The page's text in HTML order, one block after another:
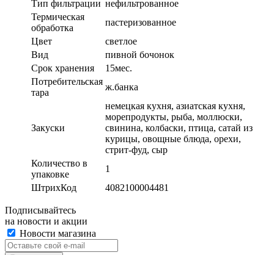
Тип фильтрации нефильтрованное
Термическая
обработка
пастеризованное
Цвет
светлое
Вид
пивной бочонок
Срок хранения
15мес.
Потребительская
тара
ж.банка
Закуски
немецкая кухня, азиатская кухня,
морепродукты, рыба, моллюски,
свинина, колбаски, птица, сатай из
курицы, овощные блюда, орехи,
стрит-фуд, сыр
Количество в
упаковке
1
ШтрихКод
4082100004481
Подписывайтесь
на новости и акции
Новости магазина